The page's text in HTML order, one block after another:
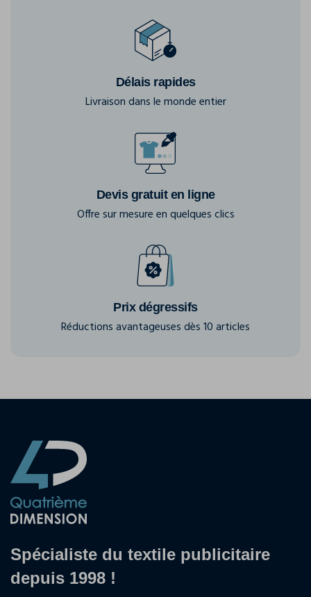
Délais rapides
Livraison dans le monde entier
Devis gratuit en ligne
Offre sur mesure en quelques clics
Prix dégressifs
Réductions avantageuses dès 10 articles
Spécialiste du textile publicitaire
depuis 1998 !